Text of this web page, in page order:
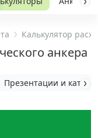
Калькулятор
анкера
Презентации и